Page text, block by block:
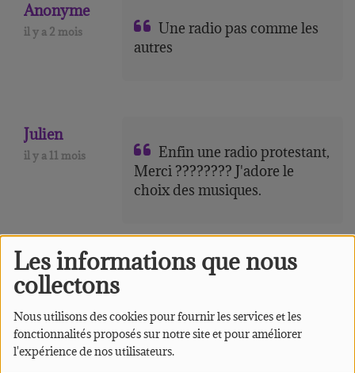
Les informations que nous
collectons
Nous utilisons des cookies pour fournir les services et les
fonctionnalités proposés sur notre site et pour améliorer
l'expérience de nos utilisateurs.
Anonyme
il y a 2 mois
Une radio pas comme les
autres
Julien
il y a 11 mois
Enfin une radio protestant,
Merci ???????? J'adore le
choix des musiques.
La Fédé
il y a 1 an
jeunes protestants ! Bravo les
amis :)
https://jeunesprotestants.fr